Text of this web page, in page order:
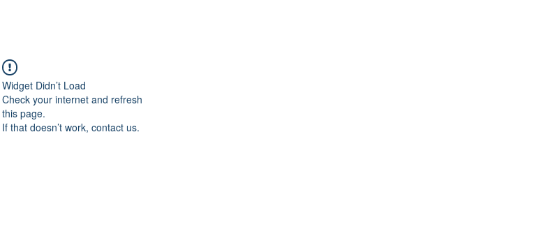
Widget Didn’t Load
Check your internet and refresh
this page.
If that doesn’t work, contact us.